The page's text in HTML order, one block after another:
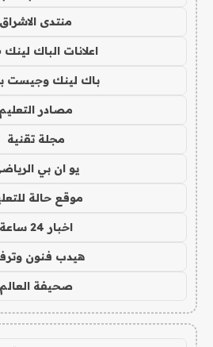
منتدى الاشراق
اعلانات الباك لينك 2026
باك لينك وجيست
مصادر التعليم
مجلة تقنية
يو ان بي
موقع حالة
اخبار 24 ساعة
هيدب فنون
صحيفة العالم